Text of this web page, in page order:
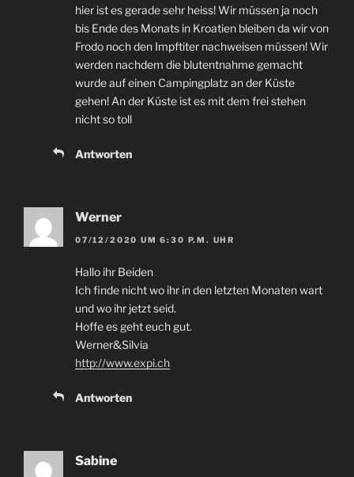
hier ist es gerade sehr heiss! Wir müssen ja noch
bis Ende des Monats in Kroatien bleiben da wir von
Frodo noch den Impftiter nachweisen müssen! Wir
werden nachdem die blutentnahme gemacht
wurde auf einen Campingplatz an der Küste
gehen! An der Küste ist es mit dem frei stehen
nicht so toll
Antworten
Werner
07/12/2020 UM 6:30 P.M. UHR
Hallo ihr Beiden
Ich finde nicht wo ihr in den letzten Monaten wart
und wo ihr jetzt seid.
Hoffe es geht euch gut.
Werner&Silvia
http://www.expi.ch
Antworten
Sabine